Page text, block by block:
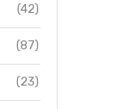
(42)
(87)
(23)